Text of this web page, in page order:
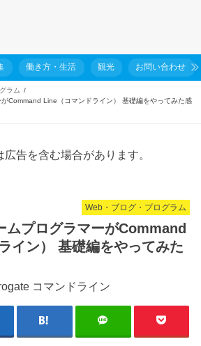
働き方・生活 観光 お問い合わせ
ラム
がCommand Line（コマンドライン） 基礎編をやってみた感
広告を含む場合があります。
Web・ブログ・プログラム
ムプログラマーがCommand
イン） 基礎編をやってみた